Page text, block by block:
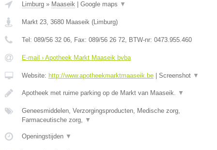
Limburg » Maaseik Google maps ▼
Markt 23, 3680 Maaseik (Limburg)
Tel: 089/56 32 06, Fax: 089/56 26 72, BTW-nr: 0473.955.460
E-mail › Apotheek Markt Maaseik bvba
Website: http://www.apotheekmarktmaaseik.be Screenshot ▼
Apotheek met ruime parking op de Markt van Maaseik. ▼
Geneesmiddelen, Verzorgingsproducten, Medische zorg,
Farmaceutische zorg, ▼
Openingstijden ▼